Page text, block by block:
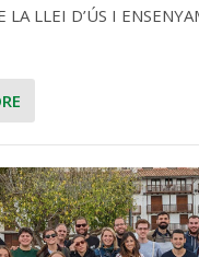
LA LLEI D’ÚS I